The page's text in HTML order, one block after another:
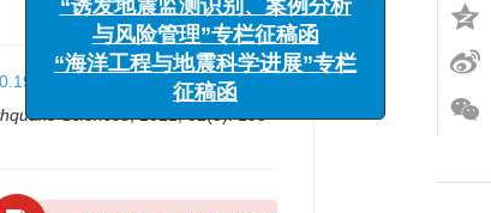
j.dzkxjz.2021-084
Sciences, 2022, 52(5): 193-
发地震监测识别、案例分析
与风险管理”专栏征稿函